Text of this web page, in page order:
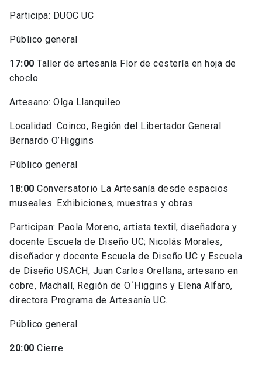
Participa: DUOC UC
Público general
17:00 Taller de artesanía Flor de cestería en hoja de
choclo
Artesano: Olga Llanquileo
Localidad: Coinco, Región del Libertador General
Bernardo O’Higgins
Público general
18:00 Conversatorio La Artesanía desde espacios
museales. Exhibiciones, muestras y obras.
Participan: Paola Moreno, artista textil, diseñadora y
docente Escuela de Diseño UC; Nicolás Morales,
diseñador y docente Escuela de Diseño UC y Escuela
de Diseño USACH, Juan Carlos Orellana, artesano en
cobre, Machalí, Región de O´Higgins y Elena Alfaro,
directora Programa de Artesanía UC.
Público general
20:00 Cierre